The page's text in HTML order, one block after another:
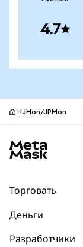
4.7
IJHon/JPMon
Торговать
Деньги
Разработчики